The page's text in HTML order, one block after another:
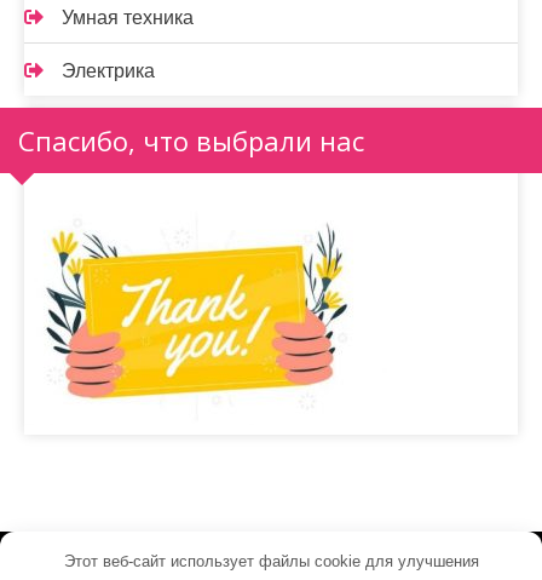
Умная техника
Электрика
Спасибо, что выбрали нас
Этот веб-сайт использует файлы cookie для улучшения